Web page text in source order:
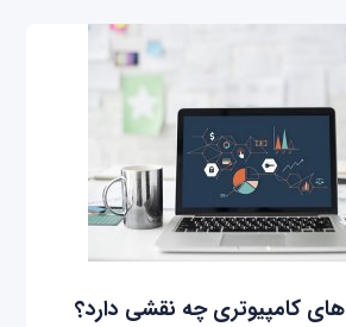
کامپیوتری چه نقشی دارد؟